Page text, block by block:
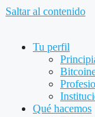
Saltar al contenido
Tu perfil
Qué hacemos